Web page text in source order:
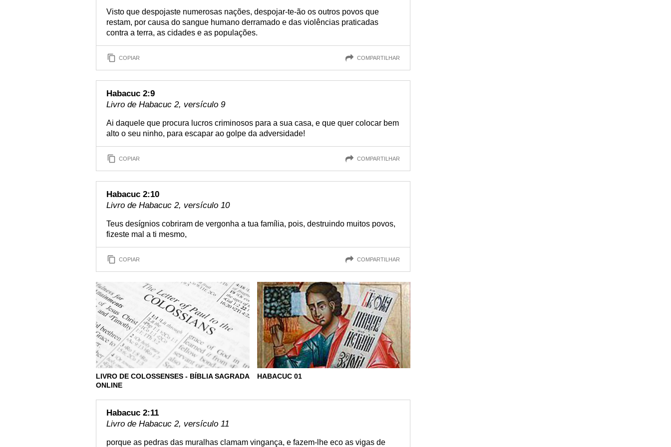
Visto que despojaste numerosas nações, despojar-te-ão os outros povos que
restam, por causa do sangue humano derramado e das violências praticadas
contra a terra, as cidades e as populações.
COPIAR COMPARTILHAR
Habacuc 2:9
Livro de Habacuc 2, versículo 9
Ai daquele que procura lucros criminosos para a sua casa, e que quer colocar bem
alto o seu ninho, para escapar ao golpe da adversidade!
COPIAR COMPARTILHAR
Habacuc 2:10
Livro de Habacuc 2, versículo 10
Teus desígnios cobriram de vergonha a tua família, pois, destruindo muitos povos,
fizeste mal a ti mesmo,
COPIAR COMPARTILHAR
LIVRO DE COLOSSENSES - BÍBLIA SAGRADA
ONLINE
HABACUC 01
Habacuc 2:11
Livro de Habacuc 2, versículo 11
porque as pedras das muralhas clamam vingança, e fazem-lhe eco as vigas de